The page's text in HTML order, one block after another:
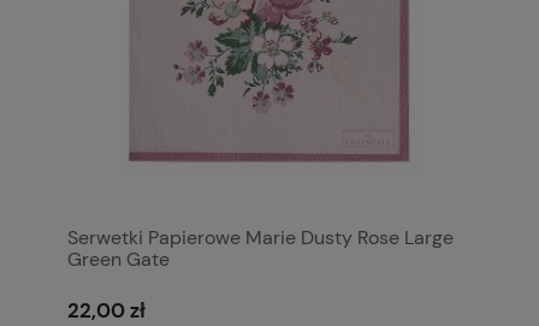
Serwetki Papierowe Marie Dusty Rose Large
Green Gate
22,00 zł